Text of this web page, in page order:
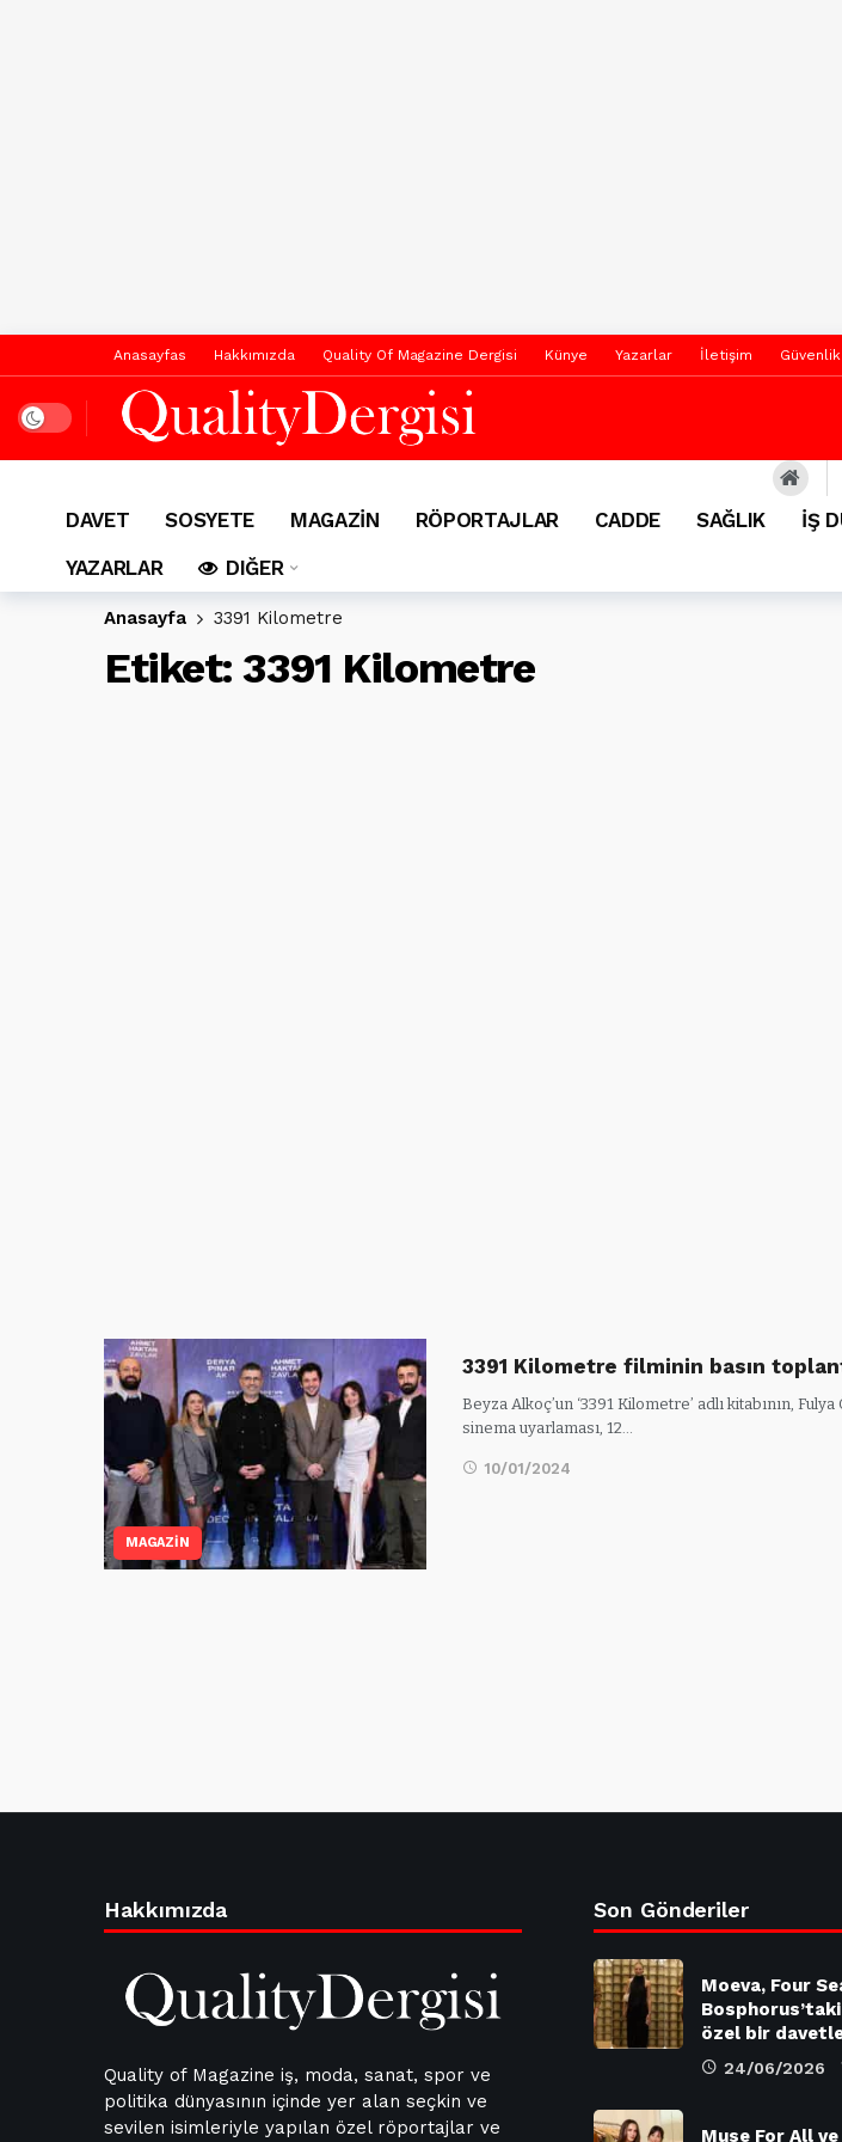
Anasayfas Hakkımızda Quality Of Magazine Dergisi Künye Yazarlar İletişim
Dark mode
DAVET SOSYETE MAGAZİN RÖPORTAJLAR CADDE SAĞLIK İŞ
YAZARLAR
DIĞER
Anasayfa 3391 Kilometre
Etiket:3391 Kilometre
MAGAZİN
3391 Kilometre filminin basın
Beyza Alkoç’un ‘3391 Kilometre’ adlı kitabının,
sinema uyarlaması, 12…
10/01/2024
Hakkımızda
Quality of Magazine iş, moda, sanat, spor ve
politika dünyasının içinde yer alan seçkin ve
sevilen isimleriyle yapılan özel röportajlar ve
Son Gönderiler
Moeva, Four
Bosphorus’taki
özel bir
24/06/2026
Muse For All